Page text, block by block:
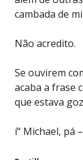
cambada de
Não acredito.
Se ouvirem
acaba a frase
que estava
í“ Michael, pá